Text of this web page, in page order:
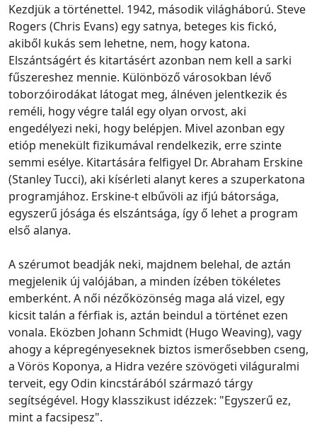
Kezdjük a történettel. 1942, második világháború. Steve
Rogers (Chris Evans) egy satnya, beteges kis fickó,
akiből kukás sem lehetne, nem, hogy katona.
Elszántságért és kitartásért azonban nem kell a sarki
fűszereshez mennie. Különböző városokban lévő
toborzóirodákat látogat meg, álnéven jelentkezik és
reméli, hogy végre talál egy olyan orvost, aki
engedélyezi neki, hogy belépjen. Mivel azonban egy
etióp menekült fizikumával rendelkezik, erre szinte
semmi esélye. Kitartására felfigyel Dr. Abraham Erskine
(Stanley Tucci), aki kísérleti alanyt keres a szuperkatona
programjához. Erskine-t elbűvöli az ifjú bátorsága,
egyszerű jósága és elszántsága, így ő lehet a program
első alanya.
A szérumot beadják neki, majdnem belehal, de aztán
megjelenik új valójában, a minden ízében tökéletes
emberként. A női nézőközönség maga alá vizel, egy
kicsit talán a férfiak is, aztán beindul a történet ezen
vonala. Eközben Johann Schmidt (Hugo Weaving), vagy
ahogy a képregényeseknek biztos ismerősebben cseng,
a Vörös Koponya, a Hidra vezére szövögeti világuralmi
terveit, egy Odin kincstárából származó tárgy
segítségével. Hogy klasszikust idézzek: "Egyszerű ez,
mint a facsipesz".